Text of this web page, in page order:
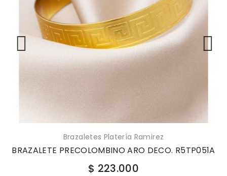
Brazaletes Platería Ramirez
BRAZALETE PRECOLOMBINO ARO DECO. R5TP051A
$ 223.000